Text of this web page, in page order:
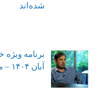
شده‌اند
آبان ۱۴۰۴ – مجری خانم سحر امامی